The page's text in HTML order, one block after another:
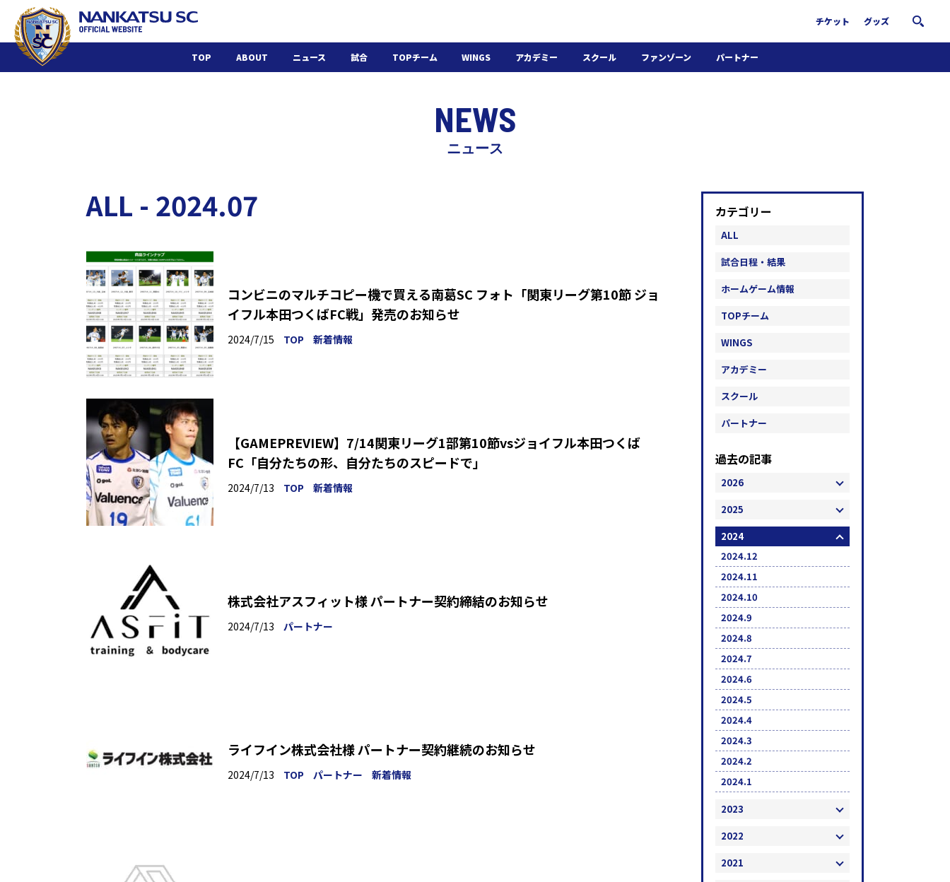
チケット グッズ
TOP ABOUT ニュース 試合 TOPチーム WINGS アカデミー スクール ファンゾーン パートナー
NEWS
ニュース
ALL - 2024.07
コンビニのマルチコピー機で買える南葛SC フォト「関東リーグ第10節 ジョ
イフル本田つくばFC戦」発売のお知らせ
2024/7/15 TOP 新着情報
【GAMEPREVIEW】7/14関東リーグ1部第10節vsジョイフル本田つくば
FC「自分たちの形、自分たちのスピードで」
2024/7/13 TOP 新着情報
株式会社アスフィット様 パートナー契約締結のお知らせ
2024/7/13 パートナー
ライフイン株式会社様 パートナー契約継続のお知らせ
2024/7/13 TOP パートナー 新着情報
カテゴリー
ALL
試合日程・結果
ホームゲーム情報
TOPチーム
WINGS
アカデミー
スクール
パートナー
過去の記事
2026
2025
2024
2024.12
2024.11
2024.10
2024.9
2024.8
2024.7
2024.6
2024.5
2024.4
2024.3
2024.2
2024.1
2023
2022
2021